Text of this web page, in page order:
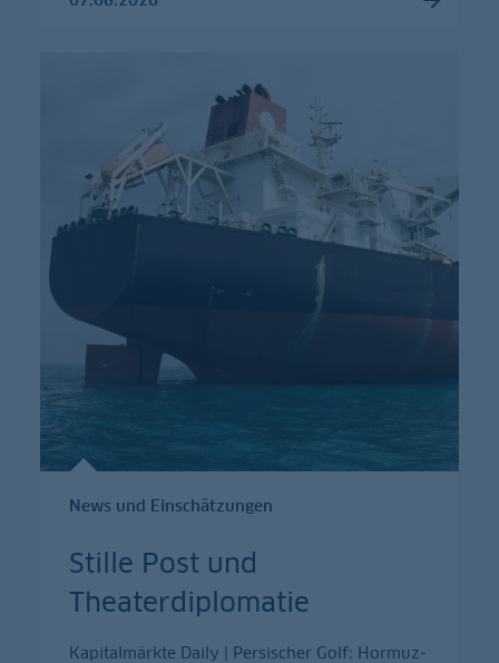
News und Einschätzungen
Stille Post und
Theaterdiplomatie
Kapitalmärkte Daily | Persischer Golf: Hormuz-